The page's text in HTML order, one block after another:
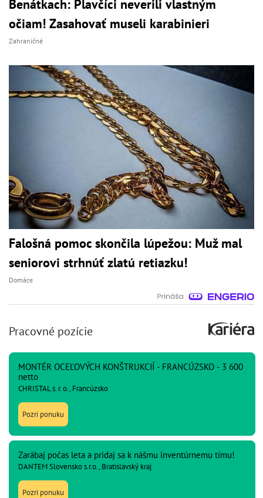
Benátkach: Plavčíci neverili vlastným
očiam! Zasahovať museli karabinieri
Zahraničné
Falošná pomoc skončila lúpežou: Muž mal
seniorovi strhnúť zlatú retiazku!
Domáce
Pracovné pozície
MONTÉR OCEĽOVÝCH KONŠTRUKCIÍ - FRANCÚZSKO - 3 600
netto
CHRISTAL s. r. o., Francúzsko
Pozri ponuku
Zarábaj počas leta a pridaj sa k nášmu inventúrnemu tímu!
DANTEM Slovensko s.r.o., Bratislavský kraj
Pozri ponuku